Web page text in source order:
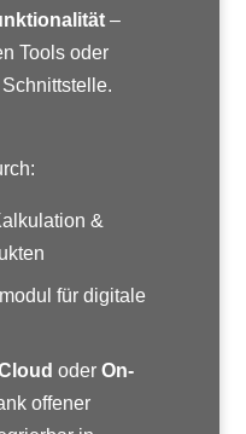
–
Tools oder
&
für digitale
oder On-
offener